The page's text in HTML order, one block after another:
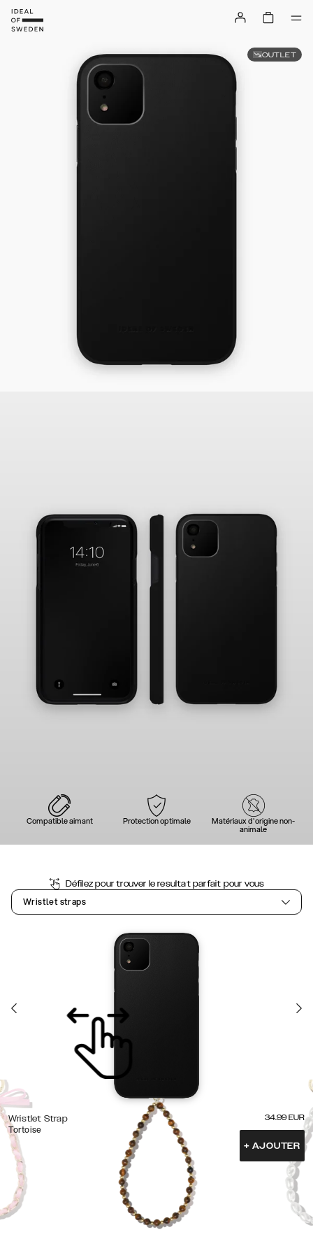
Compatible aimant Protection optimale Matériaux d'origine non-
animale
Défilez pour trouver le resultat parfait pour vous
Wristlet straps
Wristlet Strap
Tortoise
34.99 EUR
+ AJOUTER
OUTLET